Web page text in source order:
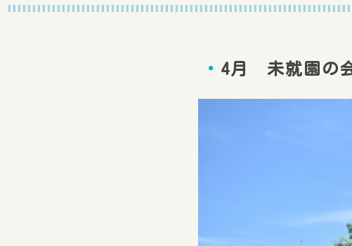
4月 未就園の